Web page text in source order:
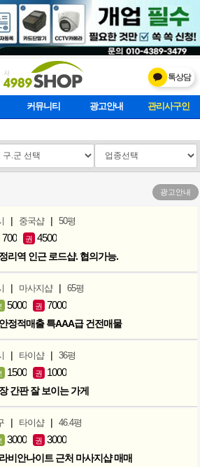
톡상담
커뮤니티 광고안내 마사지클럽
메뉴 추가
광고안내
| 중국샵 | 50평
700 권 4500
리역 인근 로드샵. 협의가능.
| 마사지샵 | 65평
5000 권 7000
정적매출 특AAA급 건전매물
| 타이샵 | 36평
1500 권 1000
간판 잘 보이는 가게
| 타이샵 | 46.4평
3000 권 3000
비안나이트 근처 마사지샵 매매